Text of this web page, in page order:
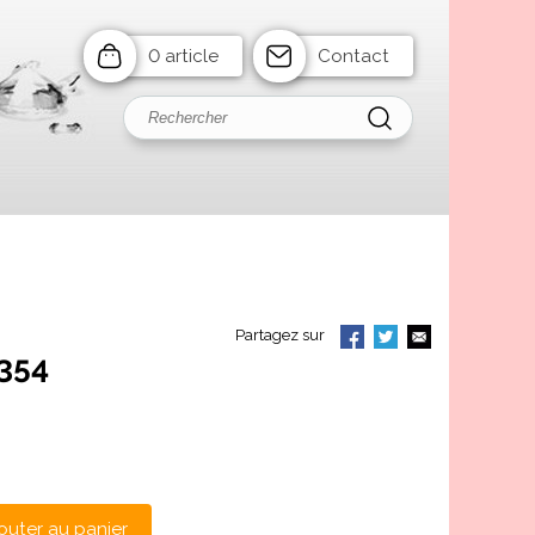
0 article Contact
Partagez sur
au panier